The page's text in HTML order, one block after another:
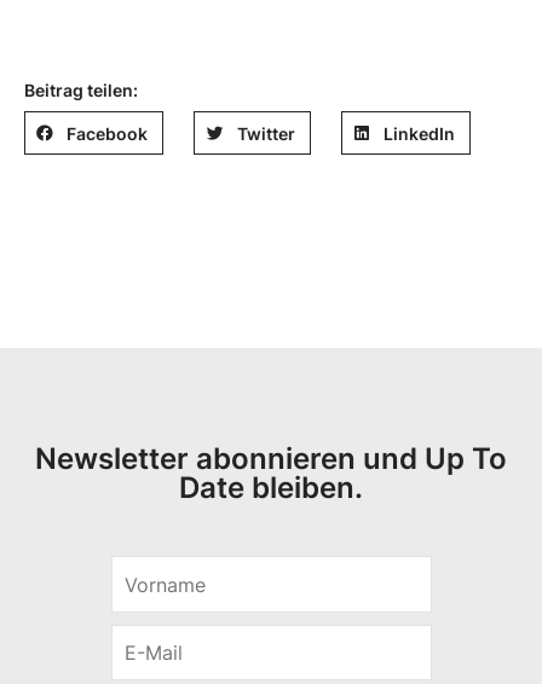
Beitrag teilen:
Facebook Twitter LinkedIn
Newsletter abonnieren und Up To
Date bleiben.
r